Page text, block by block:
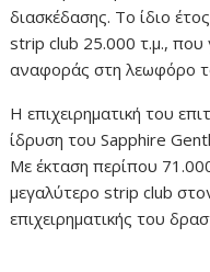
διασκέδασης. Το ίδιο
strip club 25.000 τ.μ., που
αναφοράς στη λεωφόρο
Η επιχειρηματική του
ίδρυση του Sapphire
Με έκταση περίπου
μεγαλύτερο strip club
επιχειρηματικής του